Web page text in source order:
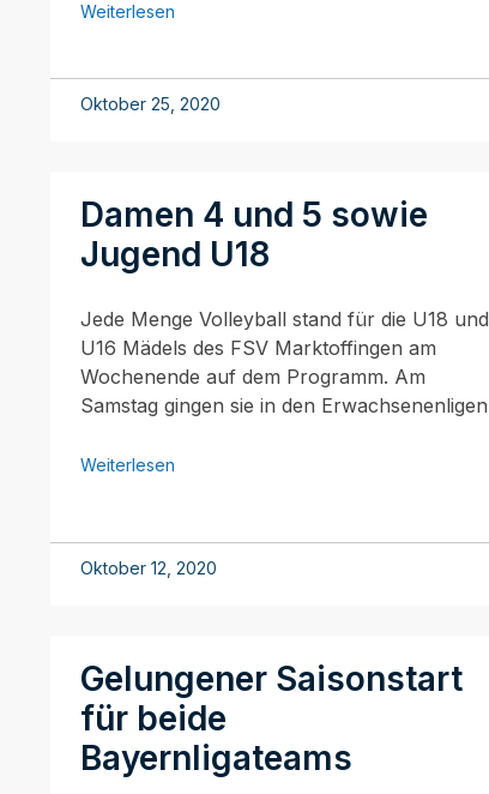
Weiterlesen
Oktober 25, 2020
Damen 4 und 5 sowie
Jugend U18
Jede Menge Volleyball stand für die U18 und
U16 Mädels des FSV Marktoffingen am
Wochenende auf dem Programm. Am
Samstag gingen sie in den Erwachsenenligen
Weiterlesen
Oktober 12, 2020
Gelungener Saisonstart
für beide
Bayernligateams